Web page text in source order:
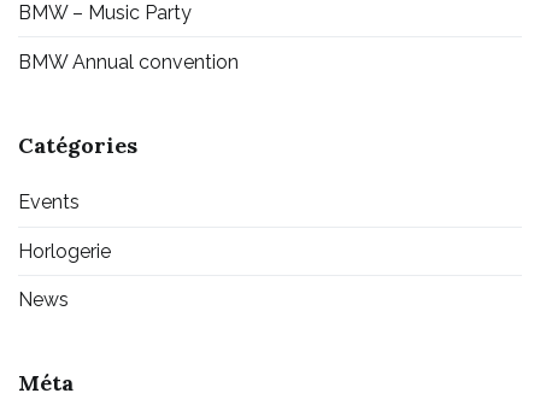
BMW – Music Party
BMW Annual convention
Catégories
Events
Horlogerie
News
Méta